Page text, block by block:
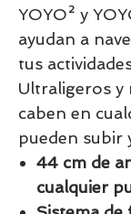
YOYO² y
ayudan a
tus
Ultraligeros y
caben en
pueden subir
44 cm de
cualquier